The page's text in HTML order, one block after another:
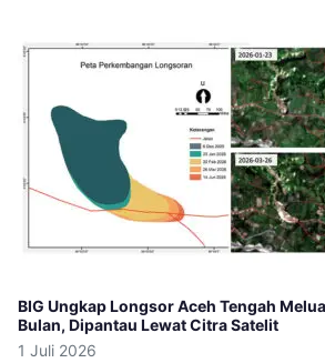
BIG Ungkap Longsor Aceh Tengah
Bulan, Dipantau Lewat Citra Satelit
1 Juli 2026